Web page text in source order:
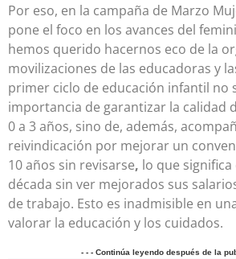
Por eso, en la campaña de Marzo
pone el foco en los avances del
hemos querido hacernos eco de la
movilizaciones de las educadoras y
primer ciclo de educación infantil no
importancia de garantizar la calidad
0 a 3 años, sino de, además,
reivindicación por mejorar un
10 años sin revisarse, lo que
década sin ver mejorados sus
de trabajo. Esto es inadmisible en
valorar la educación y los cuidados.
- - - Continúa leyendo después de la